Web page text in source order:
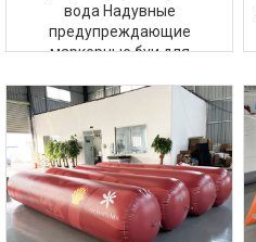
вода Надувные
предупреждающие
маркерные буи для